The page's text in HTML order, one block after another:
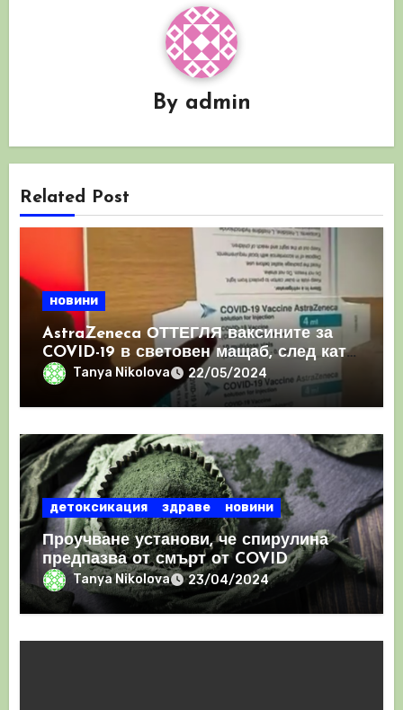
By admin
Related Post
новини
AstraZeneca ОТТЕГЛЯ ваксините за
COVID-19 в световен мащаб, след като
призна, че те причиняват КРЪВНИ
съсиреци
Tanya Nikolova 22/05/2024
детоксикация здраве новини
Проучване установи, че спирулина
предпазва от смърт от COVID
Tanya Nikolova 23/04/2024